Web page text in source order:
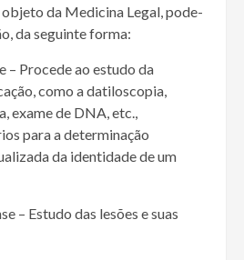
da Medicina Legal, pode-
da seguinte forma:
Procede ao estudo da
como a datiloscopia,
exame de DNA, etc.,
para a determinação
da identidade de um
– Estudo das lesões e suas